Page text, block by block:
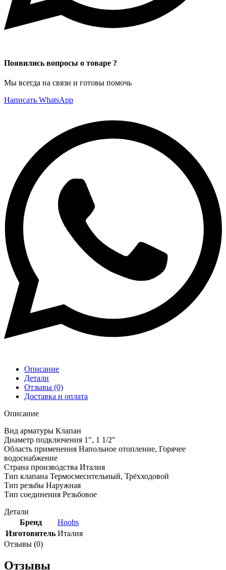
Появились вопросы о товаре ?
Мы всегда на связи и готовы помочь
Написать WhatsApp
Описание
Детали
Отзывы (0)
Доставка и оплата
Описание
Вид арматуры Клапан
Диаметр подключения 1″, 1 1/2″
Область применения Напольное отопление, Горячее
водоснабжение
Страна производства Италия
Тип клапана Термосмесительный, Трёхходовой
Тип резьбы Наружная
Тип соединения Резьбовое
Детали
Бренд
Hoobs
Изготовитель Италия
Отзывы (0)
Отзывы